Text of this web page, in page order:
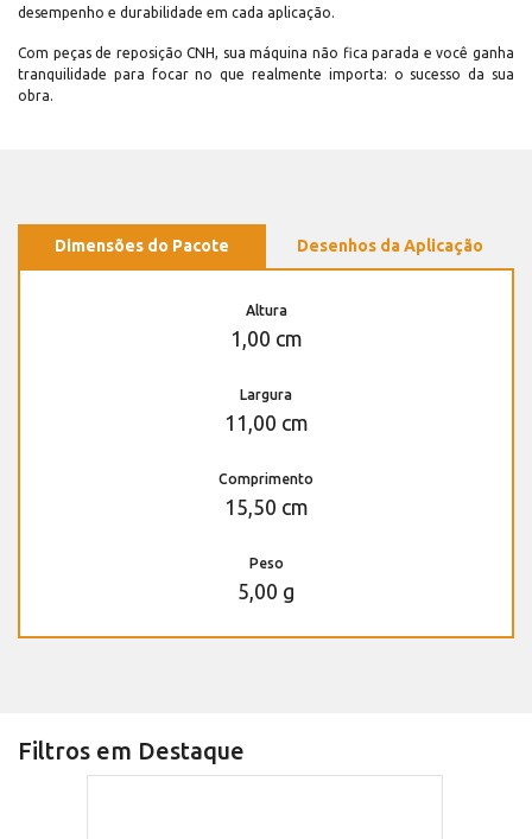
desempenho e durabilidade em cada aplicação.
Com peças de reposição CNH, sua máquina não fica parada e você ganha
tranquilidade para focar no que realmente importa: o sucesso da sua
obra.
Dimensões do Pacote Desenhos da Aplicação
Altura
1,00 cm
Largura
11,00 cm
Comprimento
15,50 cm
Peso
5,00 g
Filtros em Destaque